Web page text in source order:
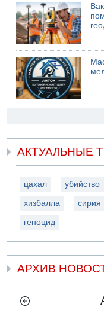
АКТУАЛЬНЫЕ
цахал убийство
хизбалла сирия
геноцид
АРХИВ